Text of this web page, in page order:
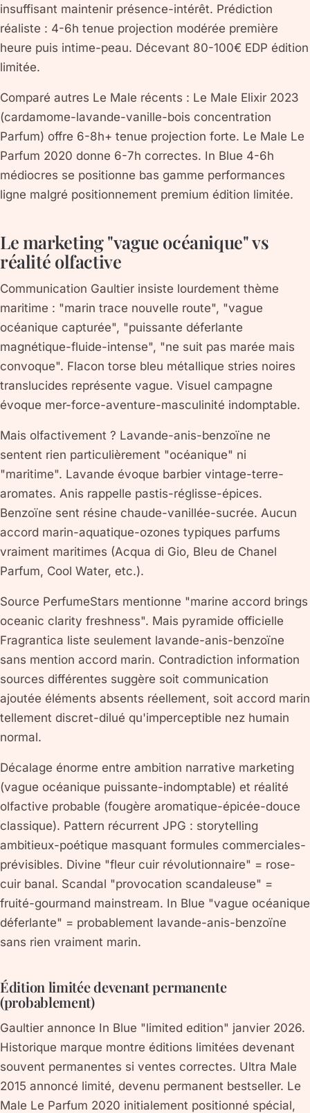
insuffisant maintenir présence-intérêt. Prédiction
réaliste : 4-6h tenue projection modérée première
heure puis intime-peau. Décevant 80-100€ EDP édition
limitée.
Comparé autres Le Male récents : Le Male Elixir 2023
(cardamome-lavande-vanille-bois concentration
Parfum) offre 6-8h+ tenue projection forte. Le Male Le
Parfum 2020 donne 6-7h correctes. In Blue 4-6h
médiocres se positionne bas gamme performances
ligne malgré positionnement premium édition limitée.
Le marketing "vague océanique" vs
réalité olfactive
Communication Gaultier insiste lourdement thème
maritime : "marin trace nouvelle route", "vague
océanique capturée", "puissante déferlante
magnétique-fluide-intense", "ne suit pas marée mais
convoque". Flacon torse bleu métallique stries noires
translucides représente vague. Visuel campagne
évoque mer-force-aventure-masculinité indomptable.
Mais olfactivement ? Lavande-anis-benzoïne ne
sentent rien particulièrement "océanique" ni
"maritime". Lavande évoque barbier vintage-terre-
aromates. Anis rappelle pastis-réglisse-épices.
Benzoïne sent résine chaude-vanillée-sucrée. Aucun
accord marin-aquatique-ozones typiques parfums
vraiment maritimes (Acqua di Gio, Bleu de Chanel
Parfum, Cool Water, etc.).
Source PerfumeStars mentionne "marine accord brings
oceanic clarity freshness". Mais pyramide officielle
Fragrantica liste seulement lavande-anis-benzoïne
sans mention accord marin. Contradiction information
sources différentes suggère soit communication
ajoutée éléments absents réellement, soit accord marin
tellement discret-dilué qu'imperceptible nez humain
normal.
Décalage énorme entre ambition narrative marketing
(vague océanique puissante-indomptable) et réalité
olfactive probable (fougère aromatique-épicée-douce
classique). Pattern récurrent JPG : storytelling
ambitieux-poétique masquant formules commerciales-
prévisibles. Divine "fleur cuir révolutionnaire" = rose-
cuir banal. Scandal "provocation scandaleuse" =
fruité-gourmand mainstream. In Blue "vague océanique
déferlante" = probablement lavande-anis-benzoïne
sans rien vraiment marin.
Édition limitée devenant permanente
(probablement)
Gaultier annonce In Blue "limited edition" janvier 2026.
Historique marque montre éditions limitées devenant
souvent permanentes si ventes correctes. Ultra Male
2015 annoncé limité, devenu permanent bestseller. Le
Male Le Parfum 2020 initialement positionné spécial,